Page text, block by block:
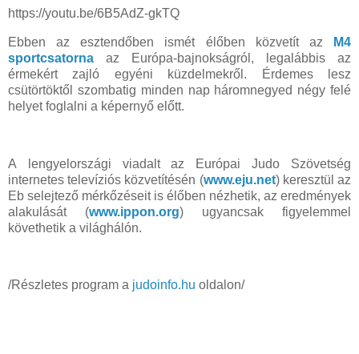
https://youtu.be/6B5AdZ-gkTQ
Ebben az esztendőben ismét élőben közvetít az
M4
sportcsatorna az Európa-bajnokságról, legalábbis az
érmekért zajló egyéni küzdelmekről. Érdemes lesz
csütörtöktől szombatig minden nap háromnegyed négy felé
helyet foglalni a képernyő előtt.
A lengyelországi viadalt az Európai Judo Szövetség
internetes televíziós közvetítésén (www.eju.net) keresztül az
Eb selejtező mérkőzéseit is élőben nézhetik, az eredmények
alakulását (www.ippon.org) ugyancsak figyelemmel
követhetik a világhálón.
/Részletes program a judoinfo.hu oldalon/